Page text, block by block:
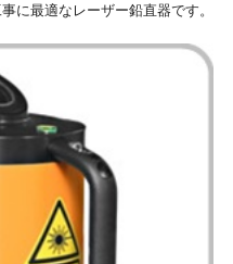
に最適なレーザー鉛直器です。